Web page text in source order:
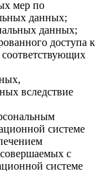
мер по
данных;
данных;
доступа к
вследствие
системе
с
системе